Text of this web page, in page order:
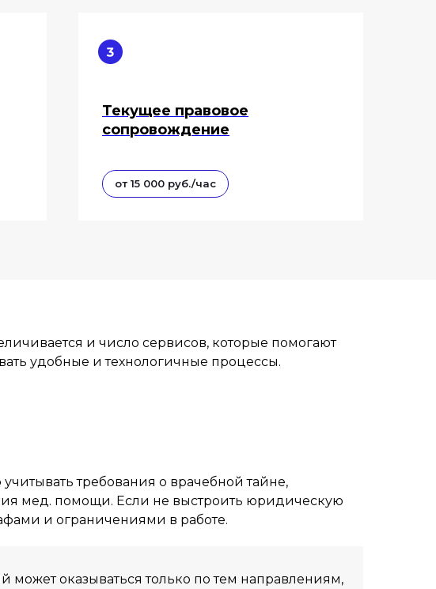
Текущее правовое
сопровождение
от 15 000 руб./час
и число сервисов, которые помогают
удобные и технологичные процессы.
учитывать требования о врачебной тайне,
мед. помощи. Если не выстроить юридическую
и ограничениями в работе.
оказываться только по тем направлениям,